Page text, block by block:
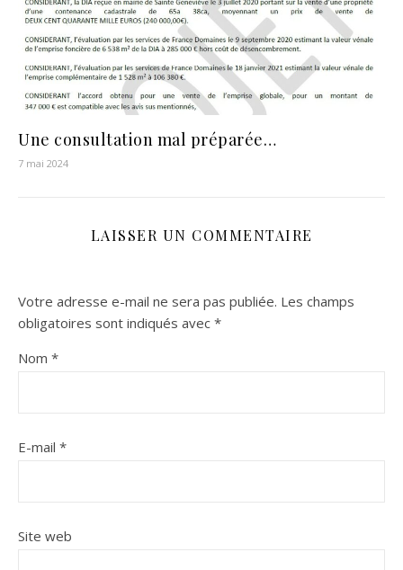
Une consultation mal préparée…
7 mai 2024
LAISSER UN COMMENTAIRE
Votre adresse e-mail ne sera pas publiée. Les champs
obligatoires sont indiqués avec *
Nom *
E-mail *
Site web